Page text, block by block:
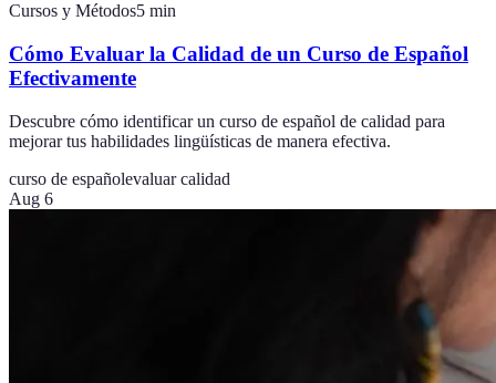
Cursos y Métodos5 min
Cómo Evaluar la Calidad de un Curso de Español
Efectivamente
Descubre cómo identificar un curso de español de calidad para
mejorar tus habilidades lingüísticas de manera efectiva.
curso de españolevaluar calidad
Aug 6